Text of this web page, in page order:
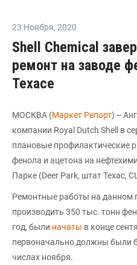
23 Ноября, 2020
Shell Chemical
ремонт на заводе
Техасе
МОСКВА (Маркет Репорт) --
компании Royal Dutch Shell в
плановые профилактические
фенола и ацетона на
Парке (Deer Park, штат Техас,
Ремонтные работы на данном
производить 350 тыс. тонн
год, были начаты в конце
первоначально должны были
числах ноября.